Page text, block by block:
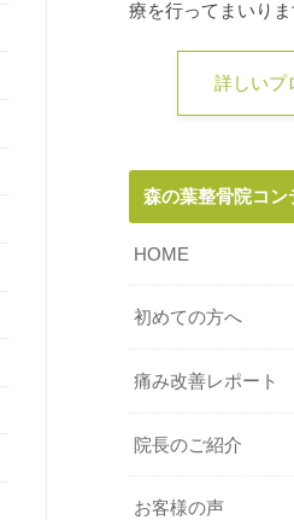
療を行ってまいりま
詳しいプ
森の葉整骨院コン
HOME
初めての方へ
痛み改善レポート
院長のご紹介
お客様の声